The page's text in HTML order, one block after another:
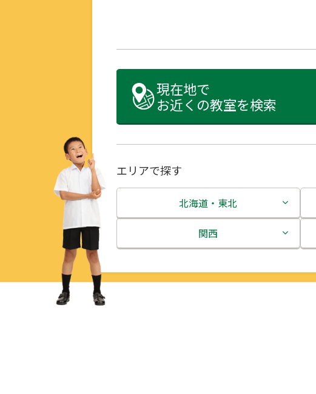
現在地で
お近くの教室を検索
エリアで探す
北海道・東北
北海道
関西